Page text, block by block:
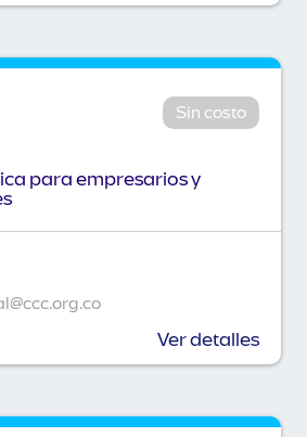
Sin costo
para empresarios y
Ver detalles